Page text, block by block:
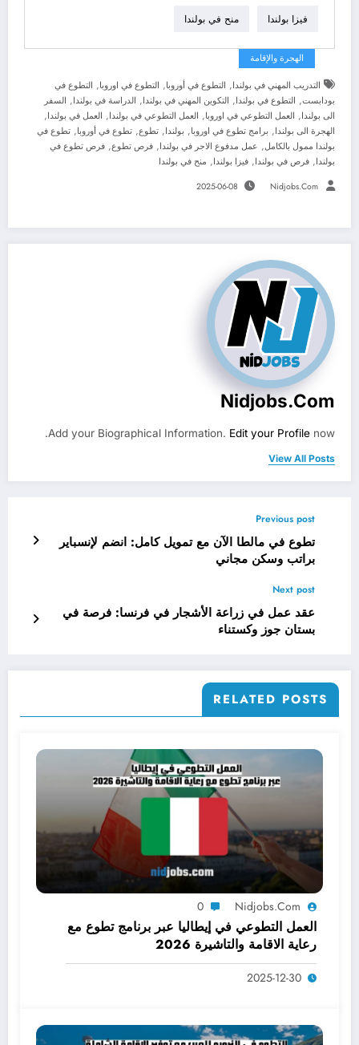
فيزا بولندا منح في بولندا
الهجرة والإقامة
التدريب المهني في بولندا, التطوع في أوروبا, التطوع في اوروبا, التطوع في
بودابست, التطوع في بولندا, التكوين المهني في بولندا, الدراسة في بولندا, السفر
الى بولندا, العمل التطوعي في اوروبا, العمل التطوعي في بولندا, العمل في بولندا,
الهجرة الى بولندا, برامج تطوع في اوروبا, بولندا, تطوع, تطوع في أوروبا, تطوع في
بولندا ممول بالكامل, عمل مدفوع الاجر في بولندا, فرص تطوع, فرص تطوع في
بولندا, فرص في بولندا, فيزا بولندا, منح في بولندا
Nidjobs.com
2025-06-08
Nidjobs.com
Add your Biographical Information. Edit your Profile now.
View All Posts
Previous post
تطوع في مالطا الآن مع تمويل كامل: انضم لإنسباير
براتب وسكن مجاني
Next post
عقد عمل في زراعة الأشجار في فرنسا: فرصة في
بستان جوز وكستناء
RELATED POSTS
Nidjobs.com
0
العمل التطوعي في إيطاليا عبر برنامج تطوع مع
رعاية الاقامة والتاشيرة 2026
2025-12-30